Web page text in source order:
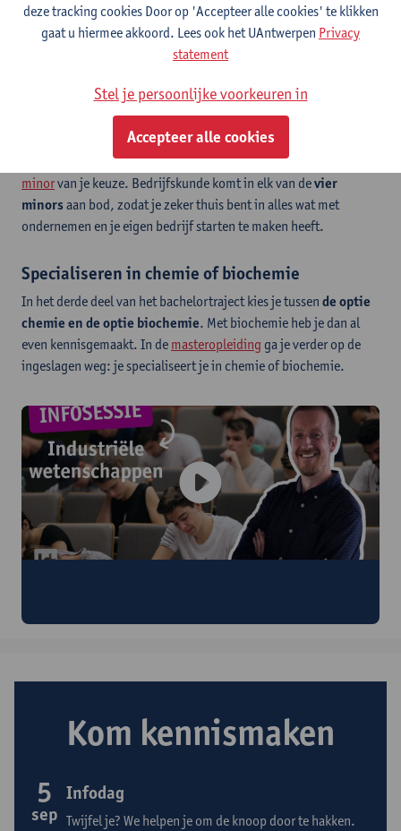
ICT) en volg je, samen met de studenten van de andere
specialisaties, basisopleidingsonderdelen zoals wiskunde,
statica, elektrotechniek, chemie en materiaalkunde
.
Bedrijfskunde + ...
Aanvullende kennis en vaardigheden steek je bovendien op in de
minorvan je keuze. Bedrijfskunde komt in elk van devier
minorsaan bod, zodat je zeker thuis bent in alles wat met
ondernemen en je eigen bedrijf starten te maken heeft.
Specialiseren in chemie of biochemie
In het derde deel van het bachelortraject kies je tussen de optie
chemie en de optie biochemie. Met biochemie heb je dan al
even kennisgemaakt. In de masteropleiding ga je verder op de
ingeslagen weg: je specialiseert je in chemie of biochemie.
Kom kennismaken
Infodag
Twijfel je? We helpen je om de knoop door te hakken.
5
sep
deze tracking cookies Door op 'Accepteer alle cookies' te klikken
gaat u hiermee akkoord. Lees ook het UAntwerpen Privacy
statement
Stel je persoonlijke voorkeuren in
Accepteer alle cookies